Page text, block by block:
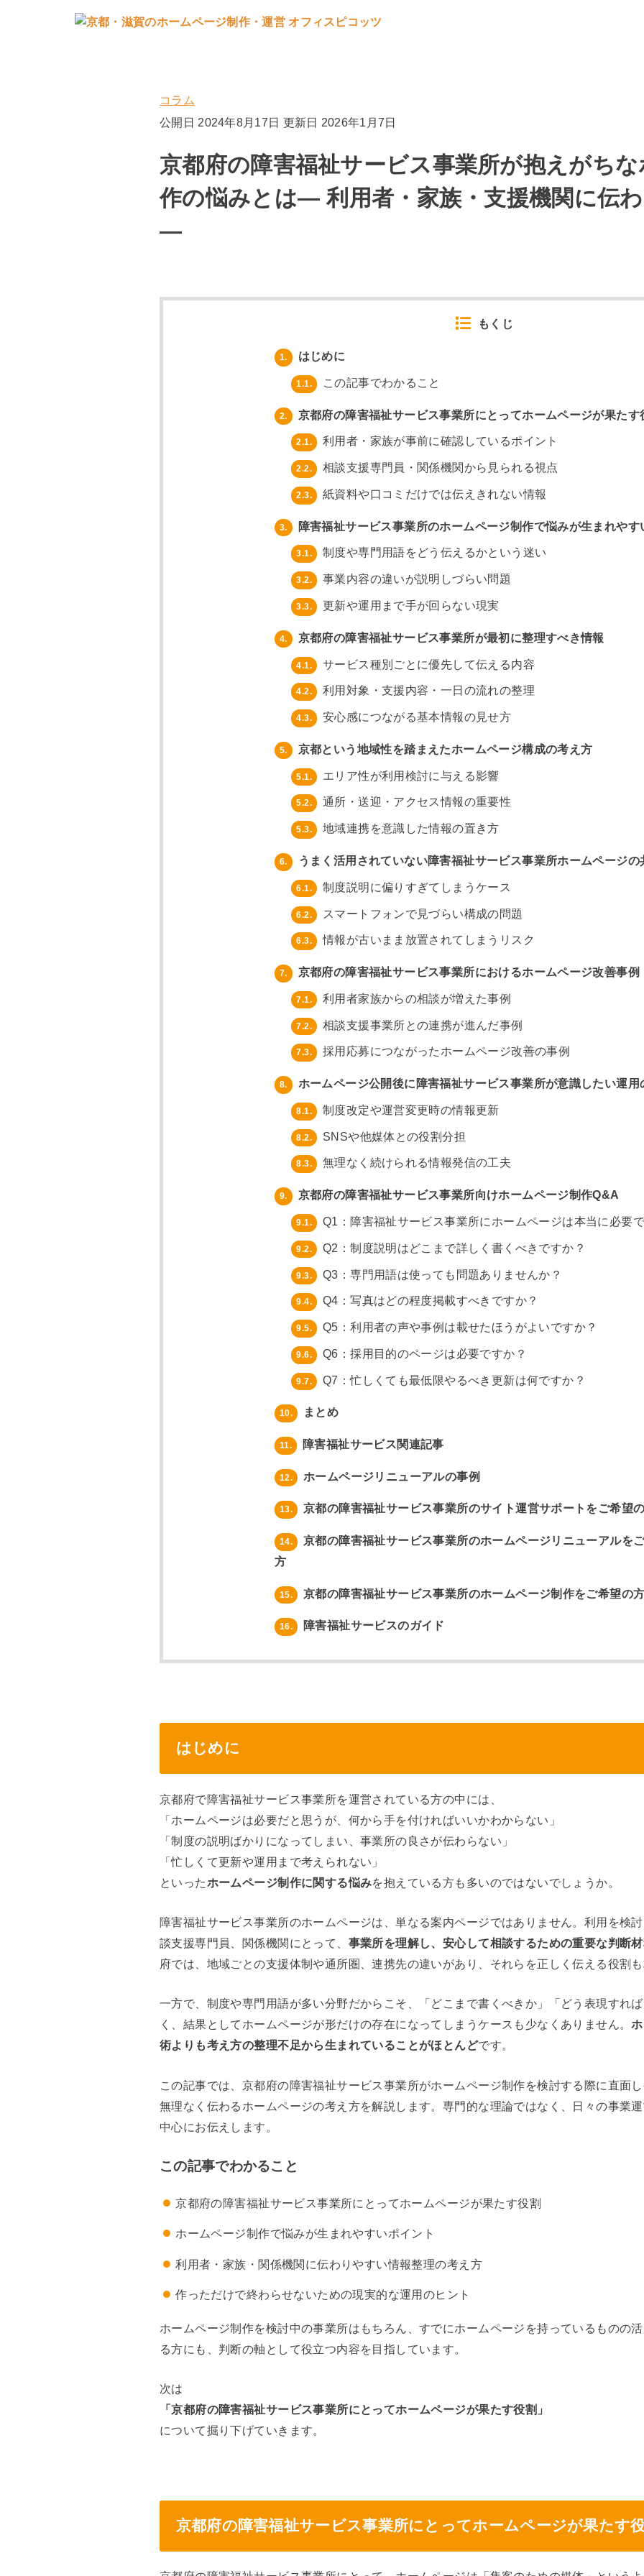
コラム
公開日 2024年8月17日 更新日 2026年1月7日
京都府の障害福祉サービス事業所が抱えがち
作の悩みとは― 利用者・家族・支援機関に伝
―
もくじ
1. はじめに
1.1. この記事でわかること
2. 京都府の障害福祉サービス事業所にとってホームページが果たす
2.1. 利用者・家族が事前に確認しているポイント
2.2. 相談支援専門員・関係機関から見られる視点
2.3. 紙資料や口コミだけでは伝えきれない情報
3. 障害福祉サービス事業所のホームページ制作で悩みが生まれやす
3.1. 制度や専門用語をどう伝えるかという迷い
3.2. 事業内容の違いが説明しづらい問題
3.3. 更新や運用まで手が回らない現実
4. 京都府の障害福祉サービス事業所が最初に整理すべき情報
4.1. サービス種別ごとに優先して伝える内容
4.2. 利用対象・支援内容・一日の流れの整理
4.3. 安心感につながる基本情報の見せ方
5. 京都という地域性を踏まえたホームページ構成の考え方
5.1. エリア性が利用検討に与える影響
5.2. 通所・送迎・アクセス情報の重要性
5.3. 地域連携を意識した情報の置き方
6. うまく活用されていない障害福祉サービス事業所ホームページの
6.1. 制度説明に偏りすぎてしまうケース
6.2. スマートフォンで見づらい構成の問題
6.3. 情報が古いまま放置されてしまうリスク
7. 京都府の障害福祉サービス事業所におけるホームページ改善事例
7.1. 利用者家族からの相談が増えた事例
7.2. 相談支援事業所との連携が進んだ事例
7.3. 採用応募につながったホームページ改善の事例
8. ホームページ公開後に障害福祉サービス事業所が意識したい運用
8.1. 制度改定や運営変更時の情報更新
8.2. SNSや他媒体との役割分担
8.3. 無理なく続けられる情報発信の工夫
9. 京都府の障害福祉サービス事業所向けホームページ制作Q&A
9.1. Q1：障害福祉サービス事業所にホームページは本当に必要
9.2. Q2：制度説明はどこまで詳しく書くべきですか？
9.3. Q3：専門用語は使っても問題ありませんか？
9.4. Q4：写真はどの程度掲載すべきですか？
9.5. Q5：利用者の声や事例は載せたほうがよいですか？
9.6. Q6：採用目的のページは必要ですか？
9.7. Q7：忙しくても最低限やるべき更新は何ですか？
10. まとめ
11. 障害福祉サービス関連記事
12. ホームページリニューアルの事例
13. 京都の障害福祉サービス事業所のサイト運営サポートをご希望
14.
京都の障害福祉サービス事業所のホームページリニューアルを
方
15. 京都の障害福祉サービス事業所のホームページ制作をご希望の
16. 障害福祉サービスのガイド
はじめに
京都府で障害福祉サービス事業所を運営されている方の中には、
「ホームページは必要だと思うが、何から手を付ければいいかわからない」
「制度の説明ばかりになってしまい、事業所の良さが伝わらない」
「忙しくて更新や運用まで考えられない」
といったホームページ制作に関する悩みを抱えている方も多いのではないでしょうか。
障害福祉サービス事業所のホームページは、単なる案内ページではありません。利用を検
談支援専門員、関係機関にとって、 事業所を理解し、安心して相談するための重要な判断
府では、地域ごとの支援体制や通所圏、連携先の違いがあり、それらを正しく伝える役割
一方で、制度や専門用語が多い分野だからこそ、「どこまで書くべきか」「どう表現すれ
く、結果としてホームページが形だけの存在になってしまうケースも少なくありません。
術よりも考え方の整理不足から生まれていることがほとんどです。
この記事では、京都府の障害福祉サービス事業所がホームページ制作を検討する際に直面
無理なく伝わるホームページの考え方を解説します。専門的な理論ではなく、日々の事業
中心にお伝えします。
この記事でわかること
京都府の障害福祉サービス事業所にとってホームページが果たす役割
ホームページ制作で悩みが生まれやすいポイント
利用者・家族・関係機関に伝わりやすい情報整理の考え方
作っただけで終わらせないための現実的な運用のヒント
ホームページ制作を検討中の事業所はもちろん、すでにホームページを持っているものの
る方にも、判断の軸として役立つ内容を目指しています。
次は
「京都府の障害福祉サービス事業所にとってホームページが果たす役割」
について掘り下げていきます。
京都府の障害福祉サービス事業所にとってホームページが果たす